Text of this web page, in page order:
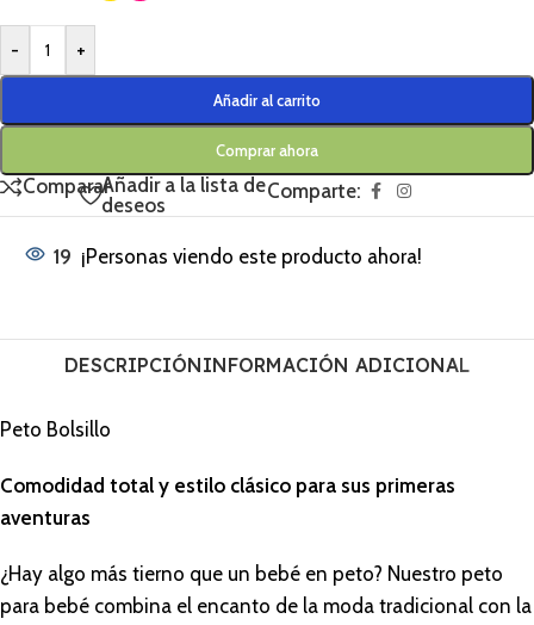
- +
Añadir al carrito
Comprar ahora
CompararAñadir a la lista de
deseos
Comparte:
19 ¡Personas viendo este producto ahora!
DESCRIPCIÓNINFORMACIÓN ADICIONAL
Peto Bolsillo
Comodidad total y estilo clásico para sus primeras
aventuras
¿Hay algo más tierno que un bebé en peto? Nuestro peto
para bebé combina el encanto de la moda tradicional con la